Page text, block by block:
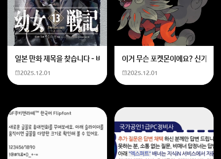
일본 만화 제목을 찾습니다 - 비행 마법 저격 여자 기억하기로는 위의 내
2025.12.01
이거 무슨 포켓몬이에요? 신기하
2025.12.01